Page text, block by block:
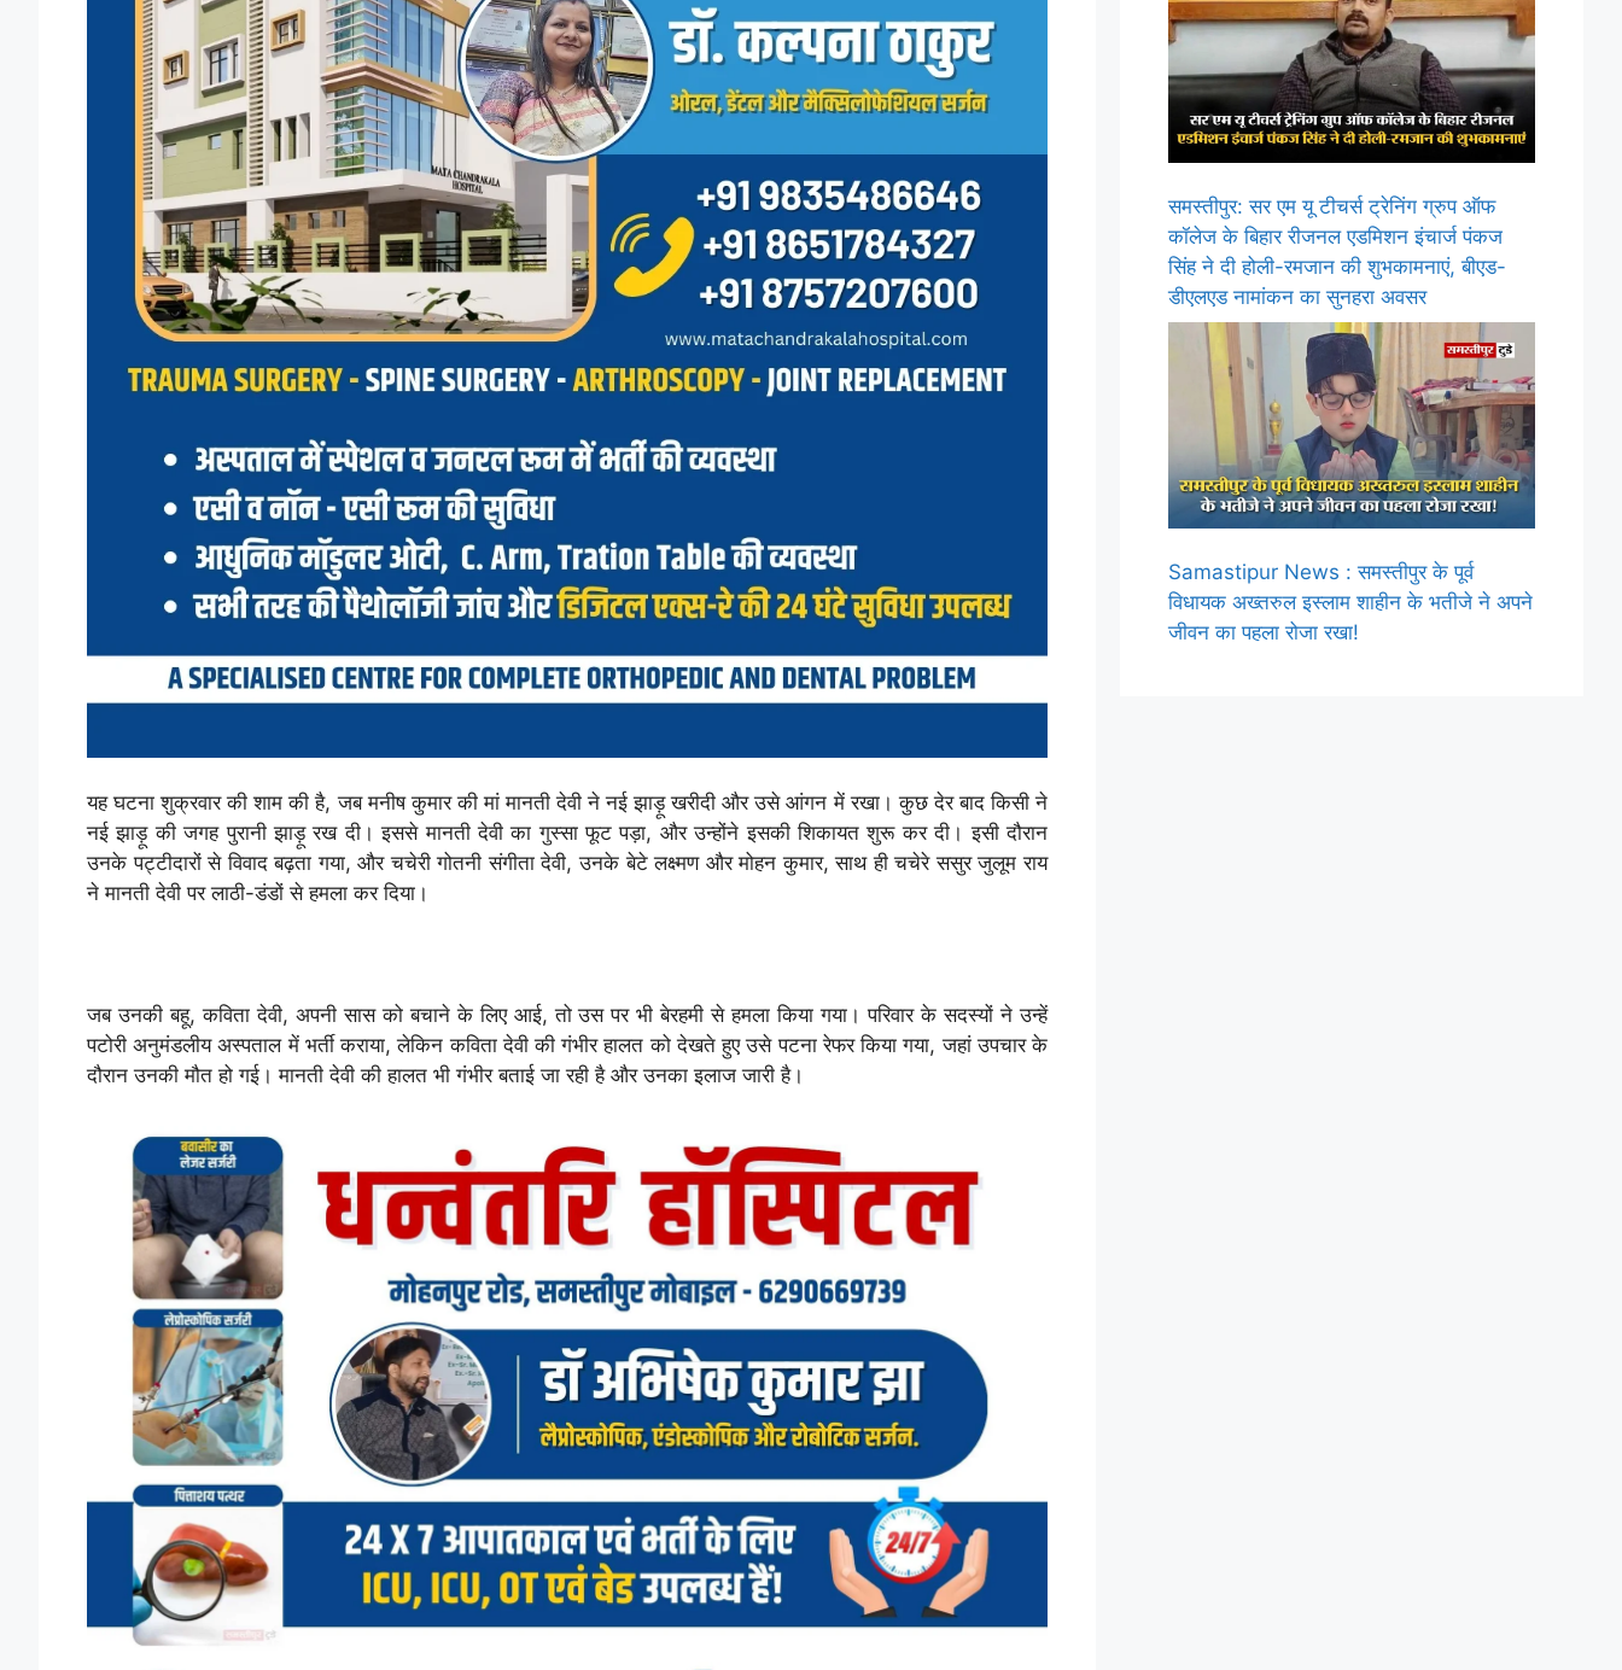
यह घटना शुक्रवार की शाम की है, जब मनीष कुमार की मां मानती देवी ने नई झाड़ू खरीदी और उसे आंगन में रखा। कुछ देर बाद किसी ने
नई झाड़ू की जगह पुरानी झाड़ू रख दी। इससे मानती देवी का गुस्सा फूट पड़ा, और उन्होंने इसकी शिकायत शुरू कर दी। इसी दौरान
उनके पट्टीदारों से विवाद बढ़ता गया, और चचेरी गोतनी संगीता देवी, उनके बेटे लक्ष्मण और मोहन कुमार, साथ ही चचेरे ससुर जुलूम राय
ने मानती देवी पर लाठी-डंडों से हमला कर दिया।
जब उनकी बहू, कविता देवी, अपनी सास को बचाने के लिए आई, तो उस पर भी बेरहमी से हमला किया गया। परिवार के सदस्यों ने उन्हें
पटोरी अनुमंडलीय अस्पताल में भर्ती कराया, लेकिन कविता देवी की गंभीर हालत को देखते हुए उसे पटना रेफर किया गया, जहां उपचार के
दौरान उनकी मौत हो गई। मानती देवी की हालत भी गंभीर बताई जा रही है और उनका इलाज जारी है।
समस्तीपुर: सर एम यू टीचर्स ट्रेनिंग ग्रुप ऑफ
कॉलेज के बिहार रीजनल एडमिशन इंचार्ज पंकज
सिंह ने दी होली-रमजान की शुभकामनाएं, बीएड-
डीएलएड नामांकन का सुनहरा अवसर
Samastipur News : समस्तीपुर के पूर्व
विधायक अख्तरुल इस्लाम शाहीन के भतीजे ने अपने
जीवन का पहला रोजा रखा!